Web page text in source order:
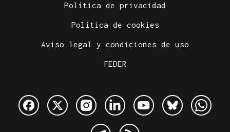
Política de privacidad
Política de cookies
Aviso legal y condiciones de uso
FEDER